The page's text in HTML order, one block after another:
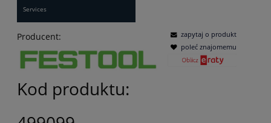
Services
Producent:
Kod produktu:
zapytaj o produkt
poleć znajomemu